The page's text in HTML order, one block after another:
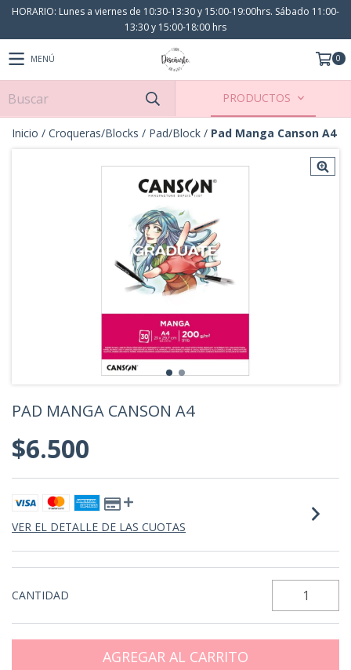
HORARIO: Lunes a viernes de 10:30-13:30 y 15:00-19:00hrs. Sábado 11:00-
13:30 y 15:00-18:00 hrs
MENÚ 0
PRODUCTOS
Inicio / Croqueras/Blocks / Pad/Block / Pad Manga Canson A4
PAD MANGA CANSON A4
$6.500
VER EL DETALLE DE LAS CUOTAS
CANTIDAD